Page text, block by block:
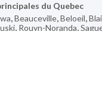
du Quebec
,Beauceville,Beloeil,
, Rouyn-Noranda,